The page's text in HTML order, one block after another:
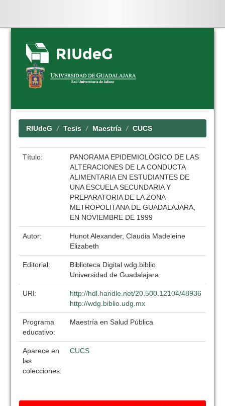
Skip
navigation
RIUdeG Tesis Maestría CUCS
Título:
PANORAMA EPIDEMIOLÓGICO DE LAS
ALTERACIONES DE LA CONDUCTA
ALIMENTARIA EN ESTUDIANTES DE
UNA ESCUELA SECUNDARIA Y
PREPARATORIA DE LA ZONA
METROPOLITANA DE GUADALAJARA,
EN NOVIEMBRE DE 1999
Autor:
Hunot Alexander, Claudia Madeleine
Elizabeth
Editorial:
Biblioteca Digital wdg.biblio
Universidad de Guadalajara
URI:
http://hdl.handle.net/20.500.12104/48936
http://wdg.biblio.udg.mx
Programa
educativo:
Maestría en Salud Pública
Aparece en
las
colecciones:
CUCS